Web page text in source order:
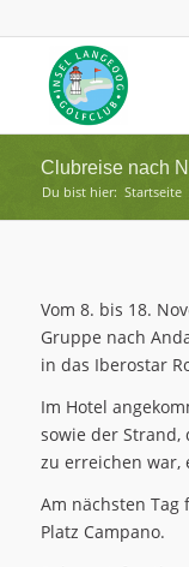
Clubreise nach
Du bist hier: Startseite
Vom 8. bis 18.
Gruppe nach
in das Iberostar
Im Hotel
sowie der
zu erreichen war,
Am nächsten Tag
Platz Campano.